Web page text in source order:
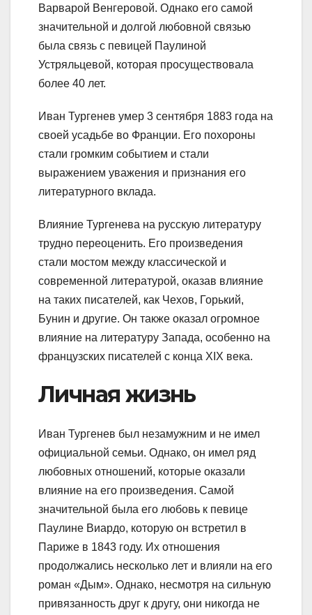
Варварой Венгеровой. Однако его самой
значительной и долгой любовной связью
была связь с певицей Паулиной
Устряльцевой, которая просуществовала
более 40 лет.
Иван Тургенев умер 3 сентября 1883 года на
своей усадьбе во Франции. Его похороны
стали громким событием и стали
выражением уважения и признания его
литературного вклада.
Влияние Тургенева на русскую литературу
трудно переоценить. Его произведения
стали мостом между классической и
современной литературой, оказав влияние
на таких писателей, как Чехов, Горький,
Бунин и другие. Он также оказал огромное
влияние на литературу Запада, особенно на
французских писателей с конца XIX века.
Личная жизнь
Иван Тургенев был незамужним и не имел
официальной семьи. Однако, он имел ряд
любовных отношений, которые оказали
влияние на его произведения. Самой
значительной была его любовь к певице
Паулине Виардо, которую он встретил в
Париже в 1843 году. Их отношения
продолжались несколько лет и влияли на его
роман «Дым». Однако, несмотря на сильную
привязанность друг к другу, они никогда не